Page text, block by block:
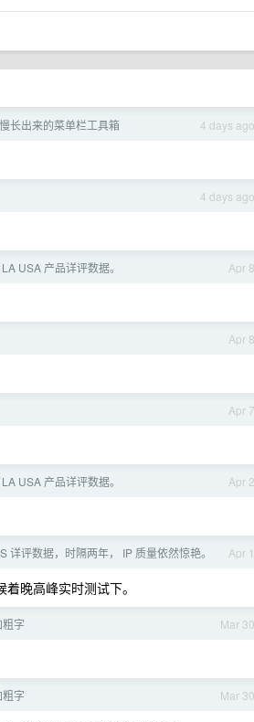
4 days ago
长出来的菜单栏工具箱
4 days ago
Apr 8
USA 产品详评数据。
Apr 8
Apr 7
Apr 2
USA 产品详评数据。
Apr 1
评数据，时隔两年， IP 质量依然惊艳。
晚高峰实时测试下。
Mar 30
字
Mar 30
字